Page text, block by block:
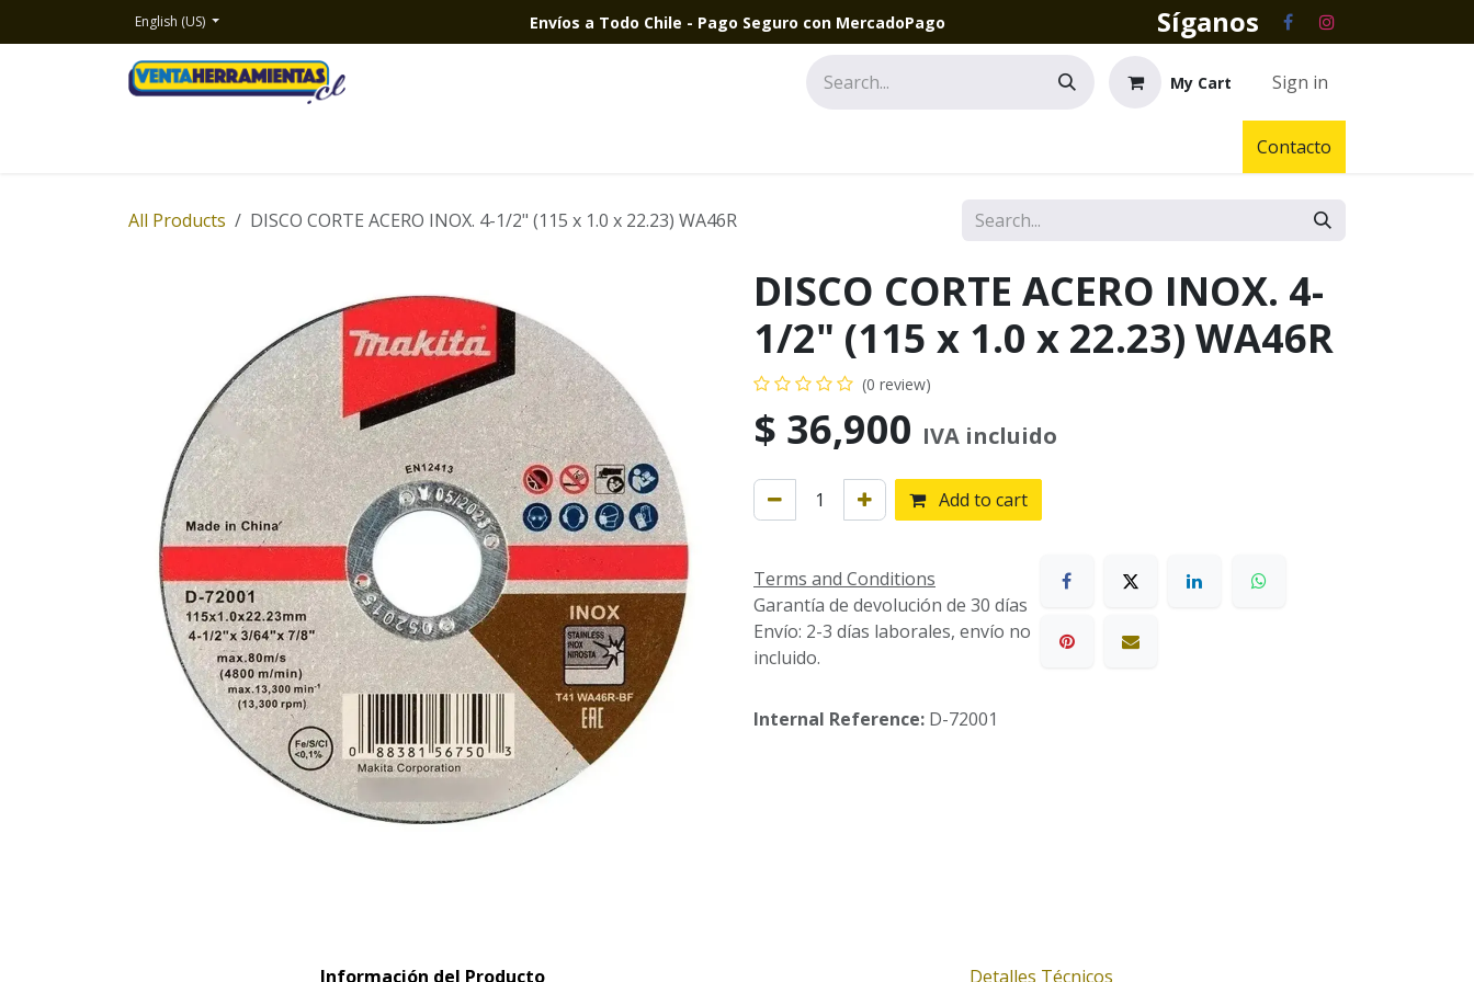
English (US) Envíos a Todo Chile - Pago Seguro con MercadoPago Síganos
My Cart Sign in
Contacto
All Products DISCO CORTE ACERO INOX. 4-1/2" (115 x 1.0 x 22.23) WA46R
DISCO CORTE ACERO INOX. 4-
1/2" (115 x 1.0 x 22.23) WA46R
(0 review)
$ 36,900 IVA incluido
Add to cart
Terms and Conditions
Garantía de devolución de 30 días
Envío: 2-3 días laborales, envío no
incluido.
Internal Reference: D-72001
Información del Producto Detalles Técnicos